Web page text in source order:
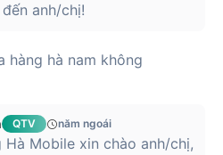
anh/chị!
hàng hà nam không
QTV năm ngoái
Hà Mobile xin chào anh/chị,